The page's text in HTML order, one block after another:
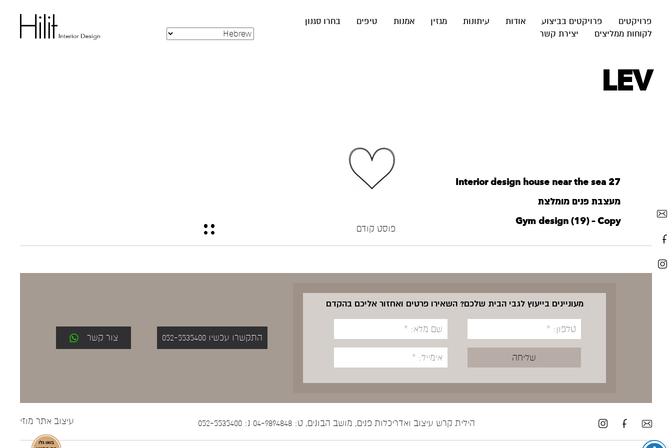
פרויקטים פרויקטים בביצוע אודות עיתונות מגזין אמנות טיפים
בחרו סגנון
לקוחות ממליצים
יצירת קשר
LEV
Interior design house near the sea 27
מעצבת פנים מומלצת
Gym design (19) – Copy
פוסט קודם
מעוניינים בייעוץ לגבי הבית שלכם? השאירו פרטים ואחזור אליכם בהקדם
התקשרו עכשיו 052-5535400 צור קשר
הילית קרש עיצוב ואדריכלות פנים, מושב הבונים, ט: 04-9894848 נ: 052-5535400 עיצוב אתר מוזי